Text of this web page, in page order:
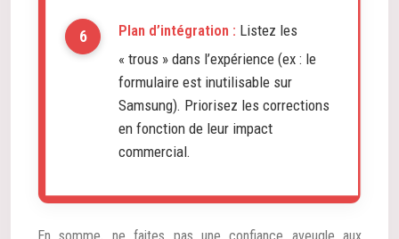
Plan d’intégration : Listez les
« trous » dans l’expérience (ex : le
formulaire est inutilisable sur
Samsung). Priorisez les corrections
en fonction de leur impact
commercial.